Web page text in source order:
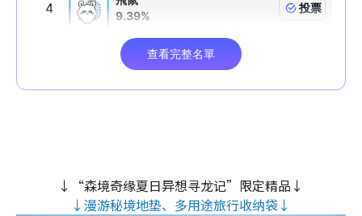
↓“森境奇缘夏日异想寻龙记”限定精品↓
↓漫游秘境地垫、多用途旅行收纳袋↓